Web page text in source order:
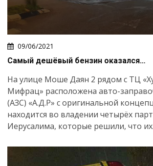
09/06/2021
Самый дешёвый бензин оказался…
На улице Моше Даян 2 рядом с ТЦ
Мифрац» расположена авто-
(АЗС) «А.Д.Р» с оригинальной
находится во владении четырёх
Иерусалима, которые решили, что